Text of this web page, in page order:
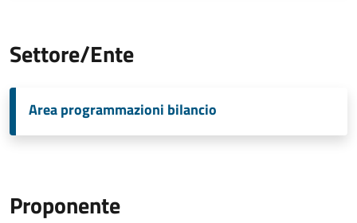
Settore/Ente
Area programmazioni bilancio
Proponente